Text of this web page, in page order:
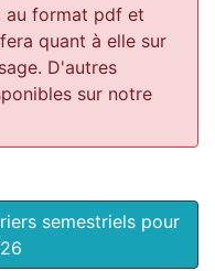
au format pdf et
quant à elle sur
D'autres
sur notre
semestriels pour